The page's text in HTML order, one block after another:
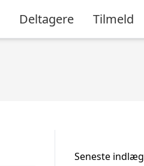
Deltagere Tilmeld
Seneste indlæg